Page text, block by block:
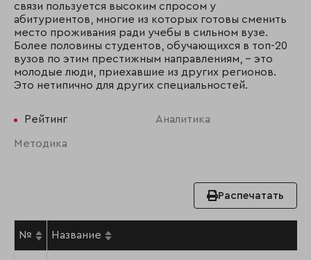
связи пользуется высоким спросом у
абитуриентов, многие из которых готовы сменить
место проживания ради учебы в сильном вузе.
Более половины студентов, обучающихся в топ-20
вузов по этим престижным направлениям, – это
молодые люди, приехавшие из других регионов.
Это нетипично для других специальностей.
Рейтинг Аналитика
Методика
Распечатать
№ Название